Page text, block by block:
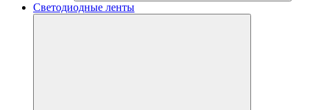
Светодиодные ленты